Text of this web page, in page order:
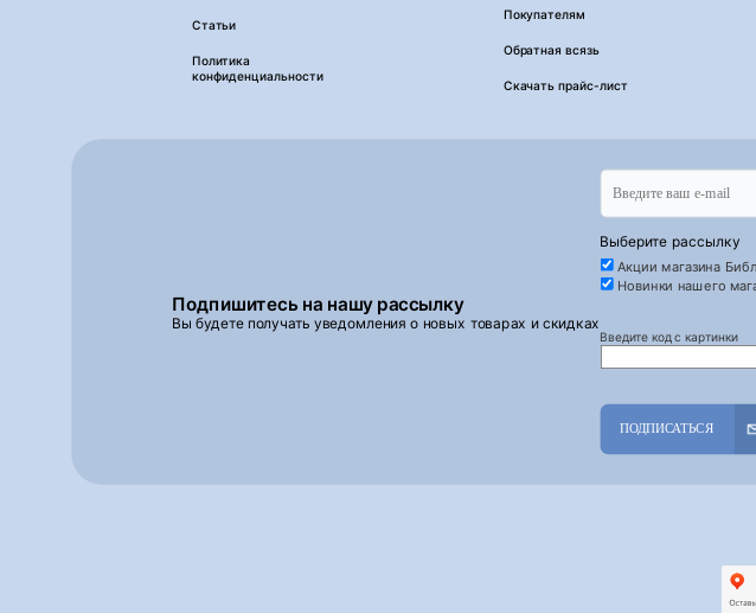
Статьи
Политика
конфиденциальности
Покупателям
Обратная всязь
Скачать прайс-лист
Подпишитесь на нашу рассылку
Вы будете получать уведомления о новых товарах и скидках
Выберите рассылку
Акции магазина
Новинки нашего
Введите код с картинки
ПОДПИСАТЬСЯ